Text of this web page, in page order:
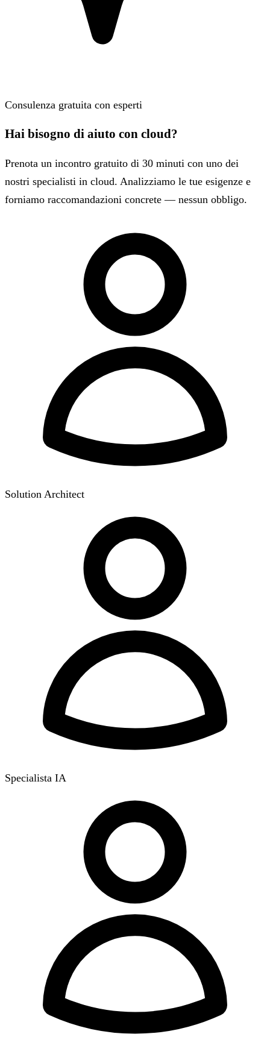
Consulenza gratuita con esperti
Hai bisogno di aiuto con cloud?
Prenota un incontro gratuito di 30 minuti con uno dei
nostri specialisti in cloud. Analizziamo le tue esigenze e
forniamo raccomandazioni concrete — nessun obbligo.
Solution Architect
Specialista IA